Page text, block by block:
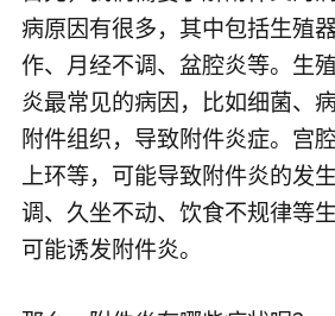
病原因有很多，其中包括生殖
作、月经不调、盆腔炎等。生
炎最常见的病因，比如细菌、
附件组织，导致附件炎症。宫
上环等，可能导致附件炎的发
调、久坐不动、饮食不规律等
可能诱发附件炎。